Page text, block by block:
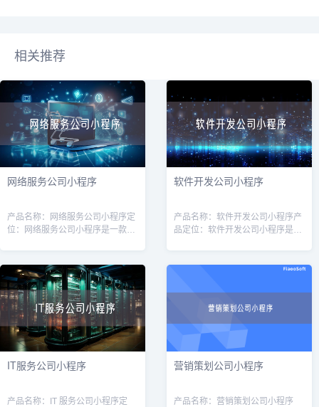
相关推荐
网络服务公司小程序
产品名称：网络服务公司小程序定
位：网络服务公司小程序是一款针
工具，旨在帮助公司提高效率、增
强客户体验
软件开发公司小程序
产品名称：软件开发公司小程序产
品定位：软件开发公司小程序是一
效率和客户管理能力。通过该小程
IT服务公司小程序
产品名称：IT 服务公司小程序定
营销策划公司小程序
产品名称：营销策划公司小程序